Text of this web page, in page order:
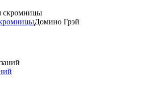
Домино Грэй